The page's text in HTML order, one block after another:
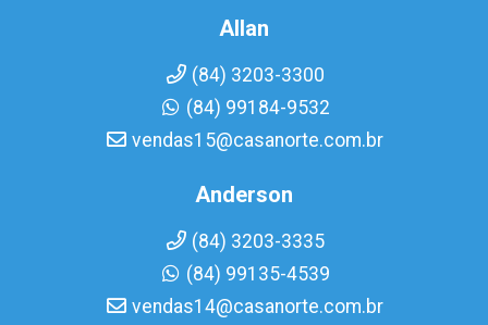
Allan
(84) 3203-3300
(84) 99184-9532
vendas15@casanorte.com.br
Anderson
(84) 3203-3335
(84) 99135-4539
vendas14@casanorte.com.br